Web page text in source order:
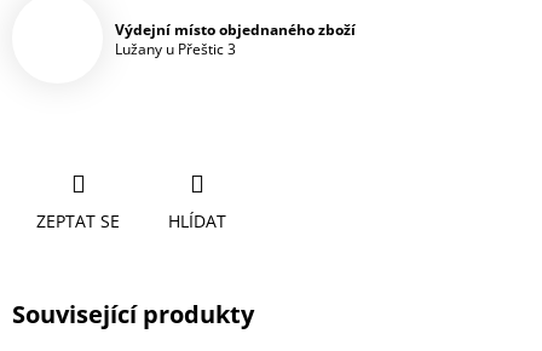
Výdejní místo objednaného zboží
Lužany u Přeštic 3
ZEPTAT SE HLÍDAT
Související produkty